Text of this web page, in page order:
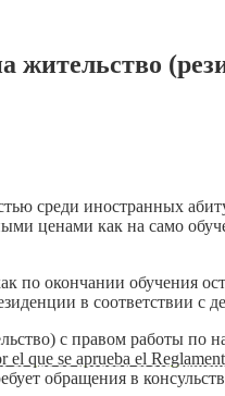
жительство
среди иностранных
ценами как на само
окончании обучения
в соответствии с
с правом работы по
que se aprueba el
обращения в